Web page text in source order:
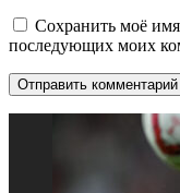
Сохранить моё
последующих моих